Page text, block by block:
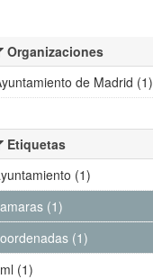
Organizaciones
de Madrid (1)
Etiquetas
(1)
(1)
(1)
(1)